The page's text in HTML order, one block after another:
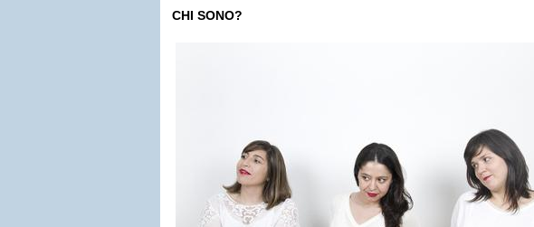
CHI SONO?